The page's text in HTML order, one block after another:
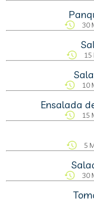
30
15
10
Ensalada
15
5
30